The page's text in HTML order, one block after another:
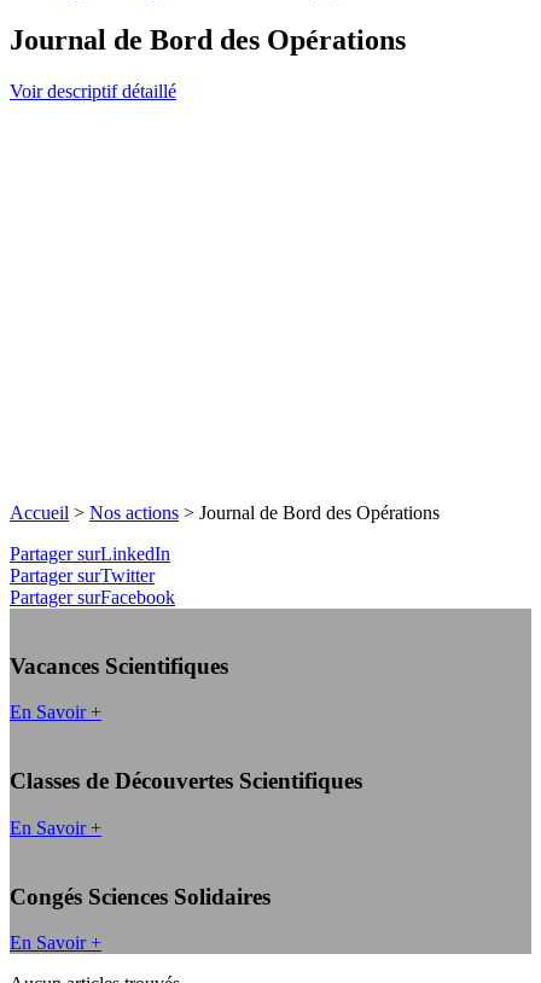
Journal de Bord des Opérations
Voir descriptif détaillé
Accueil > Nos actions > Journal de Bord des Opérations
Partager surLinkedIn
Partager surTwitter
Partager surFacebook
Vacances Scientifiques
En Savoir +
Classes de Découvertes Scientifiques
En Savoir +
Congés Sciences Solidaires
En Savoir +